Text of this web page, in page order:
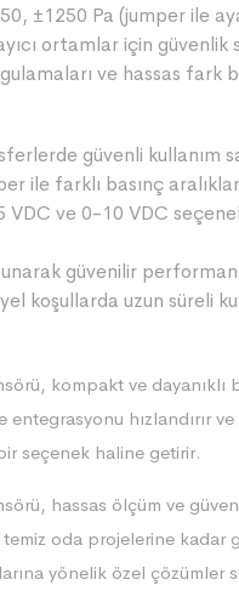
±1250 Pa (jumper ile
ortamlar için güvenlik
ve hassas fark
güvenli kullanım
ile farklı basınç
ve 0-10 VDC
güvenilir
koşullarda uzun süreli
kompakt ve
hızlandırır
seçenek haline getirir.
hassas ölçüm ve
oda projelerine kadar
yönelik özel